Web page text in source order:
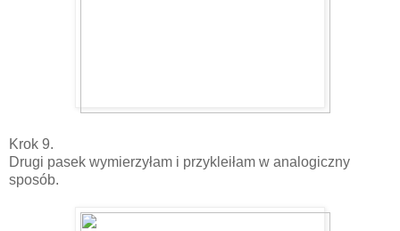
Krok 9.
Drugi pasek wymierzyłam i przykleiłam w analogiczny
sposób.